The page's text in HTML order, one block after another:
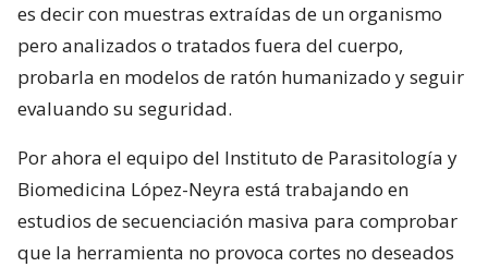
es decir con muestras extraídas de un organismo
pero analizados o tratados fuera del cuerpo,
probarla en modelos de ratón humanizado y seguir
evaluando su seguridad.
Por ahora el equipo del Instituto de Parasitología y
Biomedicina López-Neyra está trabajando en
estudios de secuenciación masiva para comprobar
que la herramienta no provoca cortes no deseados